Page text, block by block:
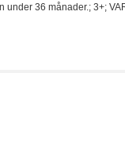
under 36 månader.; 3+;